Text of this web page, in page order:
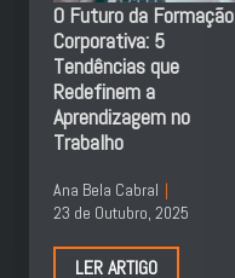
O Futuro da Formação
Corporativa: 5
Tendências que
Redefinem a
Aprendizagem no
Trabalho
Ana Bela Cabral
23 de Outubro, 2025
LER ARTIGO